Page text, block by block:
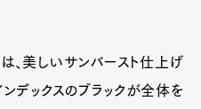
、美しいサンバースト仕上げ
デックスのブラックが全体を